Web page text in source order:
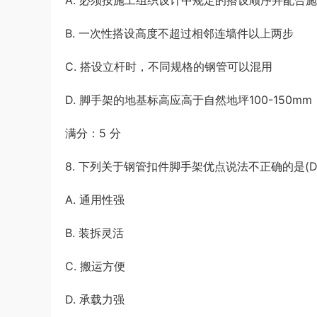
B. 一次性搭设高度不超过相邻连墙件以上两步
C. 搭设立杆时，不同规格的钢管可以混用
D. 脚手架的地基标高应高于自然地坪100-150mm
满分：5 分
8. 下列关于钢管扣件脚手架优点说法不正确的是(D
A. 通用性强
B. 装拆灵活
C. 搬运方便
D. 承载力强